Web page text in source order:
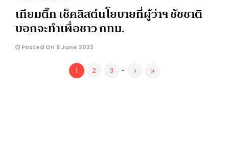
เกียมติ๊ก เช็คลิสต์นโยบายที่ผู้ว่าฯ ชัชชาติ
บอกจะทำเพื่อชาว กทม.
Posted On 6 June 2022
1 2 3 - › »